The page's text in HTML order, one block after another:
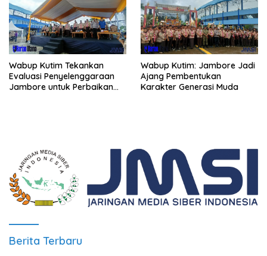
Wabup Kutim Tekankan
Evaluasi Penyelenggaraan
Jambore untuk Perbaikan
Wabup Kutim: Jambore Jadi
Ajang Pembentukan
Karakter Generasi Muda
Berita Terbaru